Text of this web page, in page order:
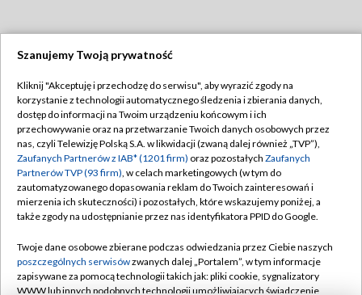
TVP
Abonament TVP
Emisja w TVP
Centrum informacji TVP
Naziemna Telewizja Cyfrowa
Rada Programowa
System NOS
Regulamin TVP
Polityka prywatności
Moje zgody
Pomoc
Kontakt
Szanujemy Twoją prywatność
Kliknij "Akceptuję i przechodzę do serwisu", aby wyrazić zgody na
korzystanie z technologii automatycznego śledzenia i zbierania danych,
dostęp do informacji na Twoim urządzeniu końcowym i ich
przechowywanie oraz na przetwarzanie Twoich danych osobowych przez
nas, czyli Telewizję Polską S.A. w likwidacji (zwaną dalej również „TVP”),
Zaufanych Partnerów z IAB* (1201 firm) oraz pozostałych Zaufanych
Partnerów TVP (93 firm), w celach marketingowych (w tym do
zautomatyzowanego dopasowania reklam do Twoich zainteresowań i
mierzenia ich skuteczności) i pozostałych, które wskazujemy poniżej, a
także zgody na udostępnianie przez nas identyfikatora PPID do Google.
Twoje dane osobowe zbierane podczas odwiedzania przez Ciebie naszych
poszczególnych serwisówzwanych dalej „Portalem”, w tym informacje
zapisywane za pomocą technologii takich jak: pliki cookie, sygnalizatory
WWW lub innych podobnych technologii umożliwiających świadczenie